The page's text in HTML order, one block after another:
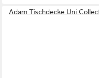
Adam Tischdecke Uni